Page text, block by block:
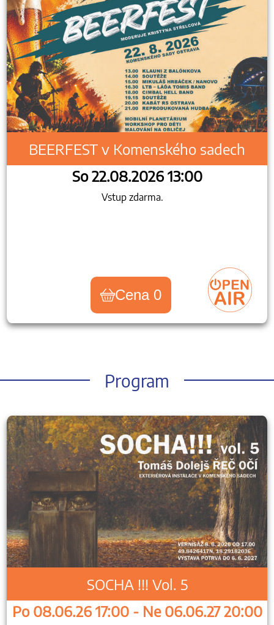
BEERFEST v Komenského sadech
So 22.08.2026 13:00
Vstup zdarma.
Cena 0
Program
SOCHA !!! Vol. 5
Po 08.06.26 17:00 - Ne 06.06.27 20:00